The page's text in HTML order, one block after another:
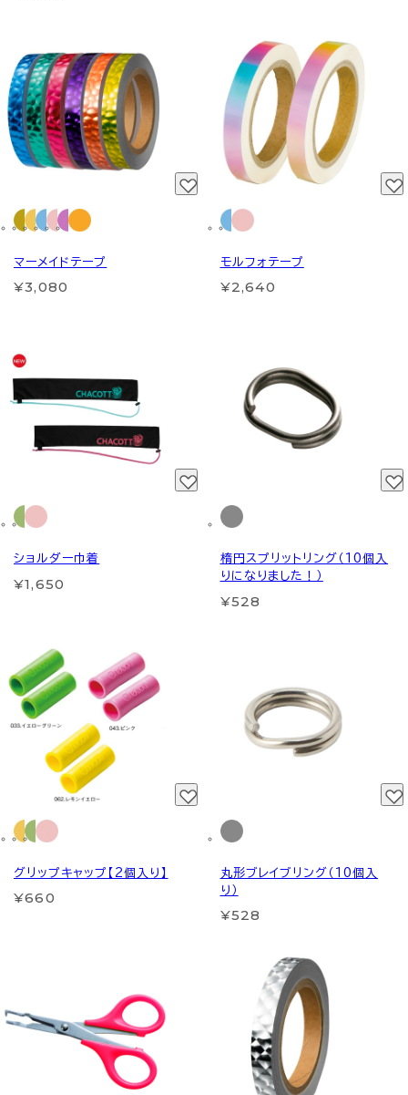
マーメイドテープ
¥3,080
モルフォテープ
¥2,640
ショルダー巾着
¥1,650
楕円スプリットリング（10個入
りになりました！）
¥528
グリップキャップ【2個入り】
¥660
丸形ブレイブリング（10個入
り）
¥528